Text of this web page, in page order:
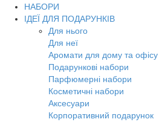
НАБОРИ
ІДЕЇ ДЛЯ ПОДАРУНКІВ
Для нього
Для неї
Аромати для дому та офісу
Подарункові набори
Парфюмерні набори
Косметичні набори
Аксесуари
Корпоративний подарунок